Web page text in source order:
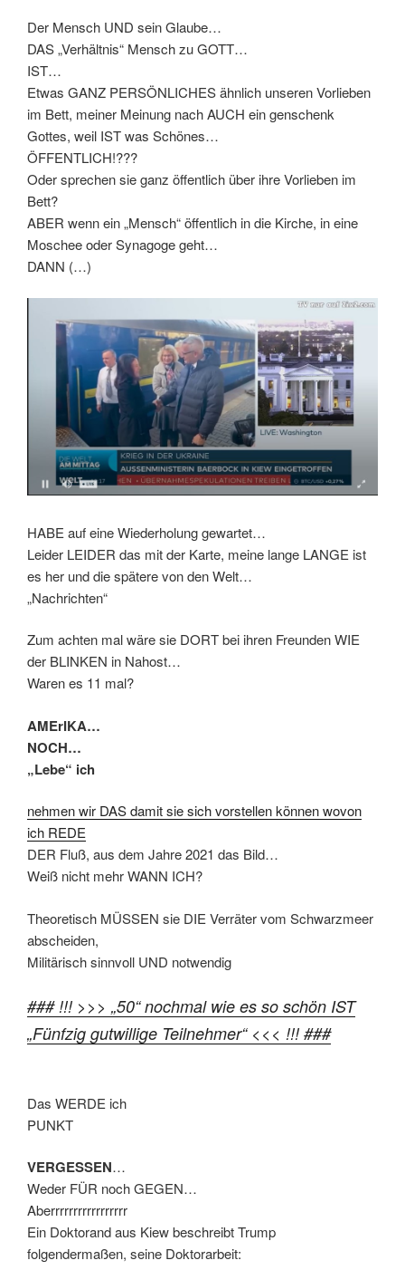
Der Mensch UND sein Glaube…
DAS „Verhältnis“ Mensch zu GOTT…
IST…
Etwas GANZ PERSÖNLICHES ähnlich unseren Vorlieben
im Bett, meiner Meinung nach AUCH ein genschenk
Gottes, weil IST was Schönes…
ÖFFENTLICH!???
Oder sprechen sie ganz öffentlich über ihre Vorlieben im
Bett?
ABER wenn ein „Mensch“ öffentlich in die Kirche, in eine
Moschee oder Synagoge geht…
DANN (…)
HABE auf eine Wiederholung gewartet…
Leider LEIDER das mit der Karte, meine lange LANGE ist
es her und die spätere von den Welt…
„Nachrichten“
Zum achten mal wäre sie DORT bei ihren Freunden WIE
der BLINKEN in Nahost…
Waren es 11 mal?
AMErIKA…
NOCH…
„Lebe“ ich
nehmen wir DAS damit sie sich vorstellen können wovon
ich REDE
DER Fluß, aus dem Jahre 2021 das Bild…
Weiß nicht mehr WANN ICH?
Theoretisch MÜSSEN sie DIE Verräter vom Schwarzmeer
abscheiden,
Militärisch sinnvoll UND notwendig
### !!! >>> „50“ nochmal wie es so schön IST
„Fünfzig gutwillige Teilnehmer“ <<< !!! ###
Das WERDE ich
PUNKT
VERGESSEN…
Weder FÜR noch GEGEN…
Aberrrrrrrrrrrrrrrrr
Ein Doktorand aus Kiew beschreibt Trump
folgendermaßen, seine Doktorarbeit: